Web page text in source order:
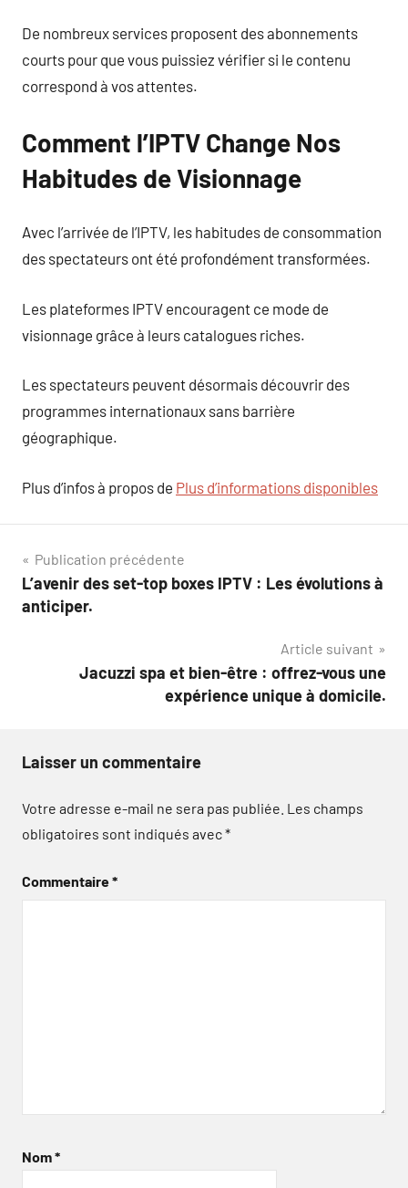
De nombreux services proposent des abonnements
courts pour que vous puissiez vérifier si le contenu
correspond à vos attentes.
Comment l’IPTV Change Nos
Habitudes de Visionnage
Avec l’arrivée de l’IPTV, les habitudes de consommation
des spectateurs ont été profondément transformées.
Les plateformes IPTV encouragent ce mode de
visionnage grâce à leurs catalogues riches.
Les spectateurs peuvent désormais découvrir des
programmes internationaux sans barrière
géographique.
Plus d’infos à propos de Plus d’informations disponibles
Navigation
de
Publication précédente
L’avenir des set-top boxes IPTV : Les évolutions à
anticiper.
Article suivant
Jacuzzi spa et bien-être : offrez-vous une
expérience unique à domicile.
Laisser un commentaire
Votre adresse e-mail ne sera pas publiée. Les champs
obligatoires sont indiqués avec*
Commentaire*
Nom*